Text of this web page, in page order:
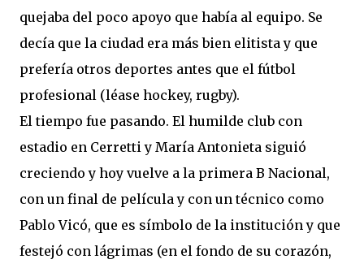
quejaba del poco apoyo que había al equipo. Se
decía que la ciudad era más bien elitista y que
prefería otros deportes antes que el fútbol
profesional (léase hockey, rugby).
El tiempo fue pasando. El humilde club con
estadio en Cerretti y María Antonieta siguió
creciendo y hoy vuelve a la primera B Nacional,
con un final de película y con un técnico como
Pablo Vicó, que es símbolo de la institución y que
festejó con lágrimas (en el fondo de su corazón,